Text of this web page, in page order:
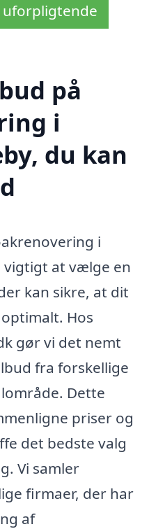
uforpligtende
på
i
du kan
i
vigtigt at vælge en
kan sikre, at dit
Hos
gør vi det nemt
fra forskellige
Dette
priser og
det bedste valg
Vi samler
firmaer, der har
af